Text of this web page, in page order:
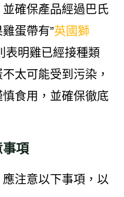
確保產品經過巴氏
蛋帶有”英國獅
表明雞已經接種類
太可能受到污染，
食用，並確保徹底
項
注意以下事項，以